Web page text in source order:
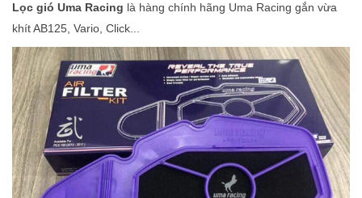
Lọc gió Uma Racing là hàng chính hãng Uma Racing gắn vừa
khít AB125, Vario, Click...